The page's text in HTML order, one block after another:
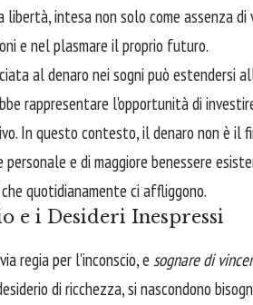
libertà, intesa non solo come assenza
e nel plasmare il proprio futuro.
al denaro nei sogni può estendersi
rappresentare l'opportunità di
In questo contesto, il denaro non è il
e di maggiore benessere
quotidianamente ci affliggono.
e i Desideri Inespressi
regia per l'inconscio, e sognare di
di ricchezza, si nascondono